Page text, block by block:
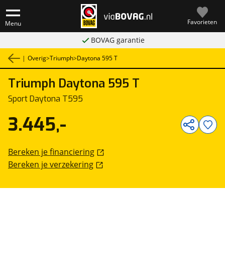
Menu Favorieten
BOVAG garantie
| Overig>Triumph>Daytona 595 T
Triumph Daytona 595 T
Sport Daytona T595
3.445,-
Bereken je financiering
Bereken je verzekering